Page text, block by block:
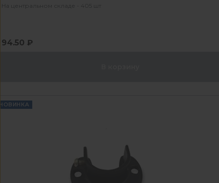
На центральном складе - 405 шт
94.50 ₽